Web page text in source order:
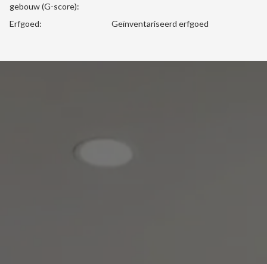
gebouw (G-score):
Erfgoed: Geïnventariseerd erfgoed